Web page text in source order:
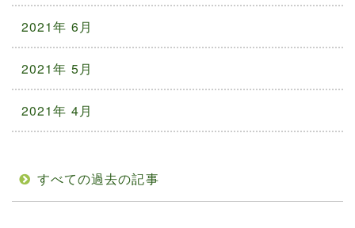
2021年 6月
2021年 5月
2021年 4月
すべての過去の記事